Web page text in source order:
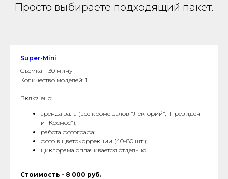
Просто выбираете подходящий пакет.
Super-Mini
Cъемка – 30 минут
Количество моделей: 1
Включено:
аренда зала (все кроме залов "Лекторий", "Президент"
и "Космос");
работа фотографа;
фото в цветокоррекции (40-80 шт.);
циклорама оплачивается отдельно.
Стоимость - 8 000 руб.